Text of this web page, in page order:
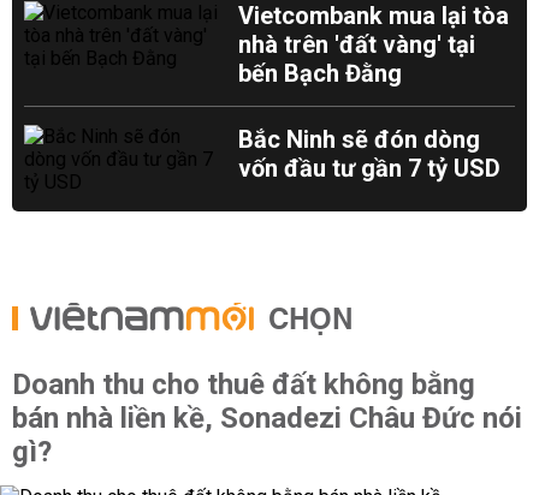
Vietcombank mua lại tòa
nhà trên 'đất vàng' tại
bến Bạch Đằng
Bắc Ninh sẽ đón dòng
vốn đầu tư gần 7 tỷ USD
CHỌN
Doanh thu cho thuê đất không bằng
bán nhà liền kề, Sonadezi Châu Đức nói
gì?